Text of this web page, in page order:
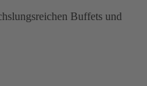
Buffets und